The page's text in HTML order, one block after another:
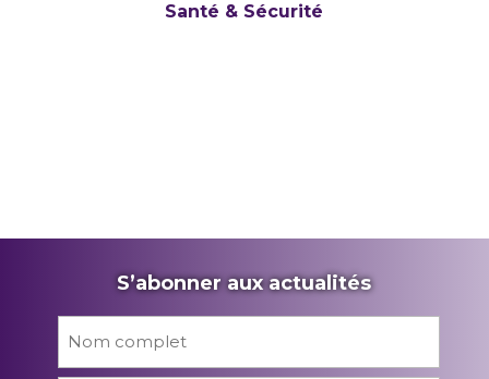
Santé & Sécurité
S’abonner aux actualités